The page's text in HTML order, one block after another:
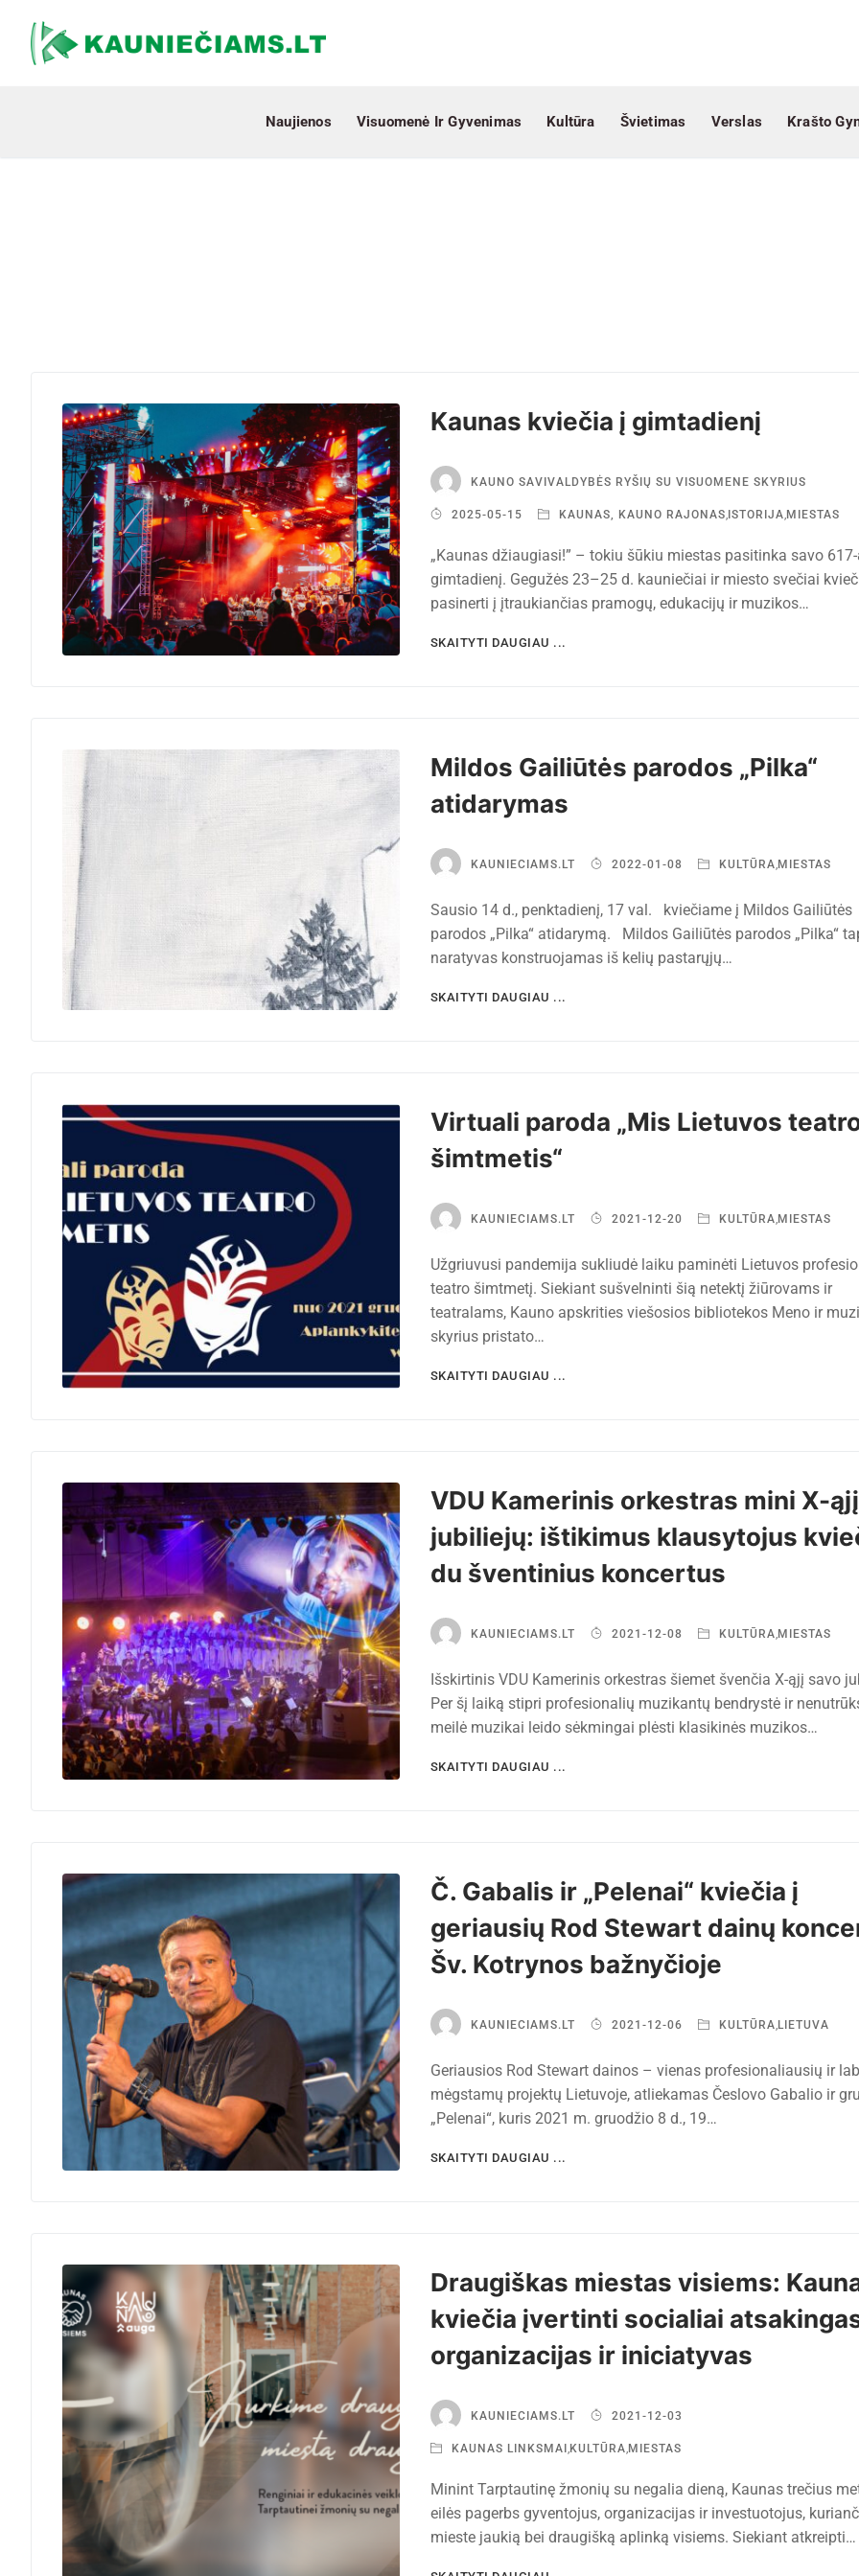
Naujienos Visuomenė Ir Gyvenimas Kultūra Švietimas Verslas Krašto
Kaunas kviečia į gimtadienį
KAUNO SAVIVALDYBĖS RYŠIŲ SU VISUOMENE SKYRIUS
2025-05-15 KAUNAS, KAUNO RAJONAS,ISTORIJA,MIESTAS
„Kaunas džiaugiasi!” – tokiu šūkiu miestas pasitinka savo
gimtadienį. Gegužės 23–25 d. kauniečiai ir miesto svečiai
pasinerti į įtraukiančias pramogų, edukacijų ir muzikos…
SKAITYTI DAUGIAU ...
Mildos Gailiūtės parodos „Pilka“
atidarymas
KAUNIECIAMS.LT 2022-01-08 KULTŪRA MIESTAS
Sausio 14 d., penktadienį, 17 val. kviečiame į Mildos Gailiūtės
parodos „Pilka“ atidarymą. Mildos Gailiūtės parodos „Pilka“
naratyvas konstruojamas iš kelių pastarųjų…
SKAITYTI DAUGIAU ...
Virtuali paroda „Mis Lietuvos
šimtmetis“
KAUNIECIAMS.LT 2021-12-20 KULTŪRA MIESTAS
Užgriuvusi pandemija sukliudė laiku paminėti Lietuvos
teatro šimtmetį. Siekiant sušvelninti šią netektį žiūrovams ir
teatralams, Kauno apskrities viešosios bibliotekos Meno ir
skyrius pristato…
SKAITYTI DAUGIAU ...
VDU Kamerinis orkestras mini X-ąjį
jubiliejų: ištikimus klausytojus
du šventinius koncertus
KAUNIECIAMS.LT 2021-12-08 KULTŪRA MIESTAS
Išskirtinis VDU Kamerinis orkestras šiemet švenčia X-ąjį savo
Per šį laiką stipri profesionalių muzikantų bendrystė ir
meilė muzikai leido sėkmingai plėsti klasikinės muzikos…
SKAITYTI DAUGIAU ...
Č. Gabalis ir „Pelenai“ kviečia į
geriausių Rod Stewart dainų
Šv. Kotrynos bažnyčioje
KAUNIECIAMS.LT 2021-12-06 KULTŪRA LIETUVA
Geriausios Rod Stewart dainos – vienas profesionaliausių ir
mėgstamų projektų Lietuvoje, atliekamas Česlovo Gabalio ir
„Pelenai“, kuris 2021 m. gruodžio 8 d., 19…
SKAITYTI DAUGIAU ...
Draugiškas miestas visiems:
kviečia įvertinti socialiai
organizacijas ir iniciatyvas
KAUNIECIAMS.LT 2021-12-03
KAUNAS LINKSMAI ,KULTŪRA,MIESTAS
Minint Tarptautinę žmonių su negalia dieną, Kaunas trečius
eilės pagerbs gyventojus, organizacijas ir investuotojus,
mieste jaukią bei draugišką aplinką visiems. Siekiant atkreipti…